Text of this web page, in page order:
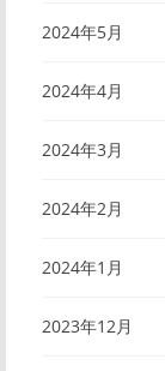
2024年5月
2024年4月
2024年3月
2024年2月
2024年1月
2023年12月